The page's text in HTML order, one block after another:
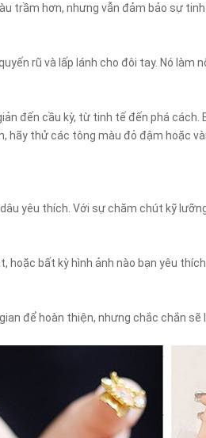
trầm hơn, nhưng vẫn đảm bảo sự
rũ và lấp lánh cho đôi tay. Nó làm
đến cầu kỳ, từ tinh tế đến phá
hãy thử các tông màu đỏ đậm hoặc
yêu thích. Với sự chăm chút kỹ
hoặc bất kỳ hình ảnh nào bạn yêu
để hoàn thiện, nhưng chắc chắn sẽ